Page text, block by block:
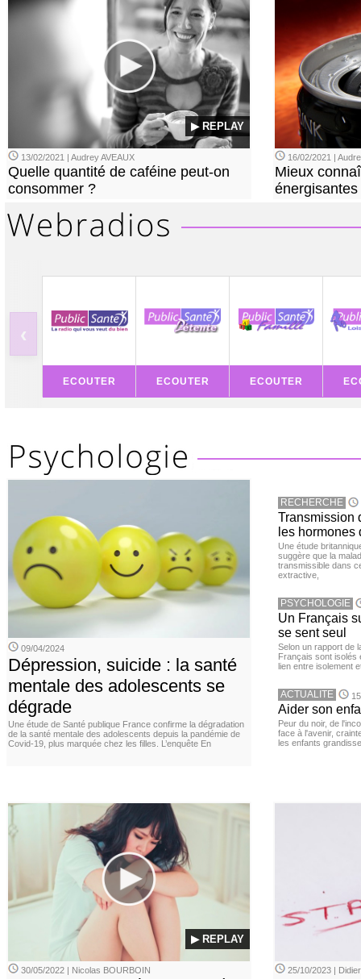
▶ REPLAY
13/02/2021 | Audrey AVEAUX
Quelle quantité de caféine peut-on
consommer ?
16/02/2021 |
Mieux
énergisantes
‹
ECOUTER ECOUTER ECOUTER
09/04/2024
Dépression, suicide : la santé
mentale des adolescents se
dégrade
Une étude de Santé publique France confirme la dégradation
de la santé mentale des adolescents depuis la pandémie de
Covid-19, plus marquée chez les filles. L’enquête En
RECHERCHE
Transmission
les hormones
Une étude
suggère que la
transmissible dans
extractive,
PSYCHOLOGIE
Un Français
se sent seul
Selon un rapport de
Français sont isolés
lien entre isolement
ACTUALITE
Aider son
Peur du noir, de
face à l'avenir,
les enfants
▶ REPLAY
30/05/2022 | Nicolas BOURBOIN 25/10/2023 |